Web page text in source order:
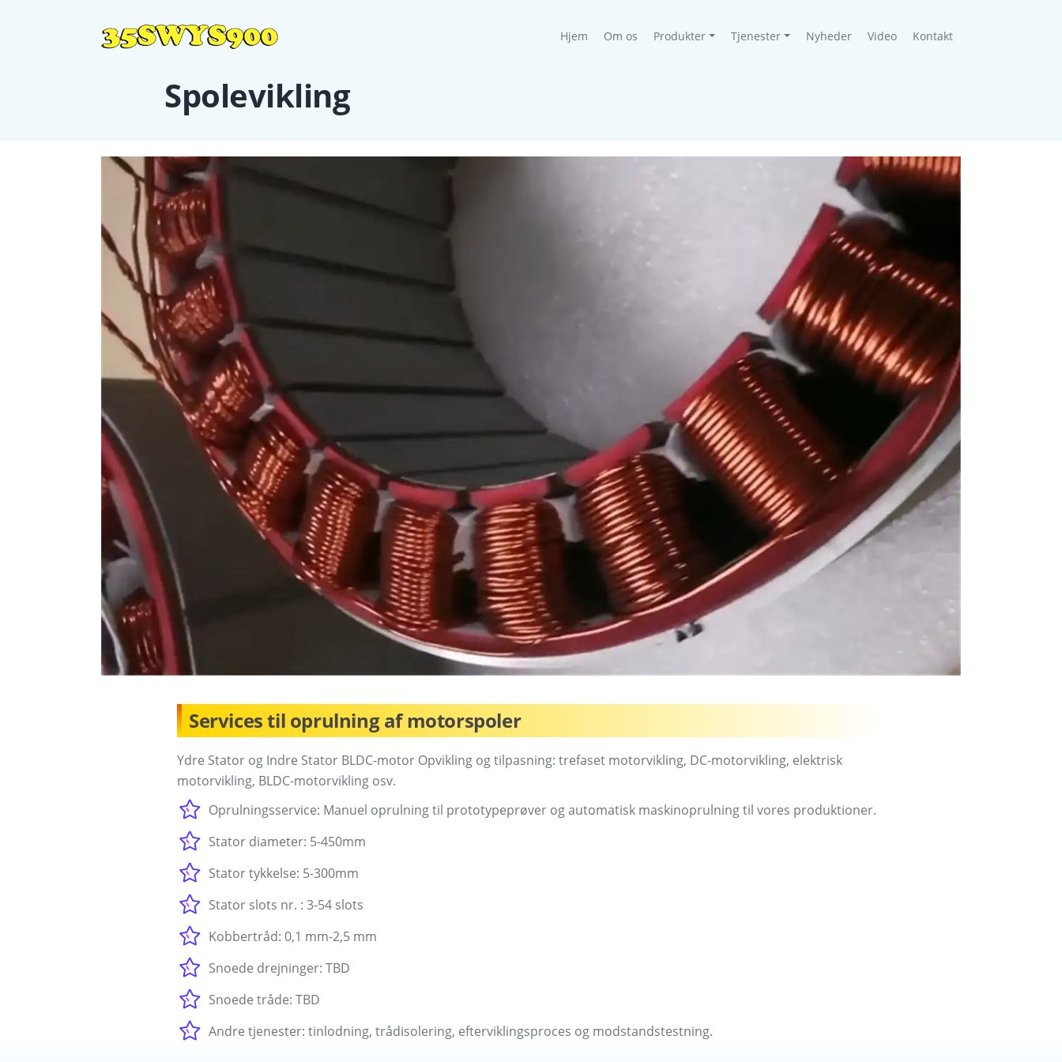
Hjem (current)
Om os Produkter Tjenester Nyheder Video Kontakt
Spolevikling
Services til oprulning af motorspoler
Ydre Stator og Indre Stator BLDC-motor Opvikling og tilpasning: trefaset motorvikling, DC-motorvikling, elektrisk
motorvikling, BLDC-motorvikling osv.
Oprulningsservice: Manuel oprulning til prototypeprøver og automatisk maskinoprulning til vores produktioner.
Stator diameter: 5-450mm
Stator tykkelse: 5-300mm
Stator slots nr. : 3-54 slots
Kobbertråd: 0,1 mm-2,5 mm
Snoede drejninger: TBD
Snoede tråde: TBD
Andre tjenester: tinlodning, trådisolering, efterviklingsproces og modstandstestning.